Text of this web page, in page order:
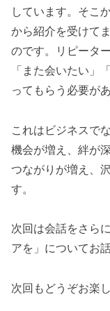
しています。そこ
から紹介を受けて
のです。リピータ
「また会いたい」
ってもらう必要が
これはビジネスで
機会が増え、絆が
つながりが増え、
す。
次回は会話をさら
アを」についてお
次回もどうぞお楽し